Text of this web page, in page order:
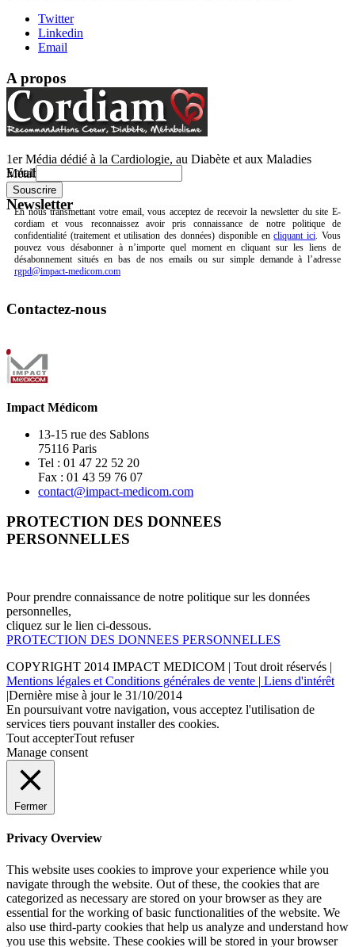
Twitter
Linkedin
Email
A propos
1er Média dédié à la Cardiologie, au Diabète et aux Maladies
Métaboliques.
Newsletter
Email
En nous transmettant votre email, vous acceptez de recevoir la newsletter du site E-
cordiam et vous reconnaissez avoir pris connaissance de notre politique de
confidentialité (traitement et utilisation des données) disponible encliquant ici. Vous
pouvez vous désabonner à n’importe quel moment en cliquant sur les liens de
désabonnement situés en bas de nos emails ou sur simple demande à l’adresse
rgpd@impact-medicom.com
Contactez-nous
Impact Médicom
13-15 rue des Sablons
75116 Paris
Tel : 01 47 22 52 20
Fax : 01 43 59 76 07
contact@impact-medicom.com
PROTECTION DES DONNEES
PERSONNELLES
Pour prendre connaissance de notre politique sur les données
personnelles,
cliquez sur le lien ci-dessous.
PROTECTION DES DONNEES PERSONNELLES
COPYRIGHT 2014 IMPACT MEDICOM | Tout droit réservés |
Mentions légales et Conditions générales de vente | Liens d'intérêt
|Dernière mise à jour le 31/10/2014
En poursuivant votre navigation, vous acceptez l'utilisation de
services tiers pouvant installer des cookies.
Tout accepterTout refuser
Manage consent
Fermer
Privacy Overview
This website uses cookies to improve your experience while you
navigate through the website. Out of these, the cookies that are
categorized as necessary are stored on your browser as they are
essential for the working of basic functionalities of the website. We
also use third-party cookies that help us analyze and understand how
you use this website. These cookies will be stored in your browser